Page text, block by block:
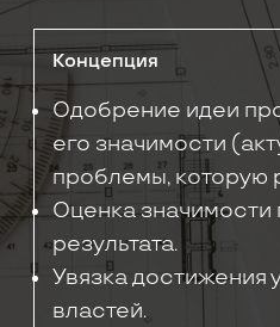
Концепция
Одобрение идеи
его значимости
проблемы, которую
Оценка значимости
результата.
Увязка достижения
властей.